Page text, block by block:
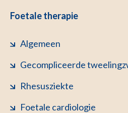
Foetale therapie
Algemeen
Gecompliceerde
Rhesusziekte
Foetale cardiologie